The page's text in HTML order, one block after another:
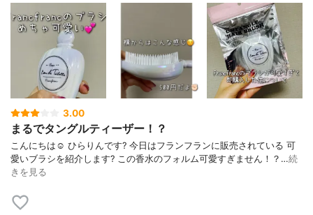
3.00
まるでタングルティーザー！？
こんにちは☺️ ひらりんです? 今日はフランフランに販売されている 可
愛いブラシを紹介します? この香水のフォルム可愛すぎません！？…続
きを見る